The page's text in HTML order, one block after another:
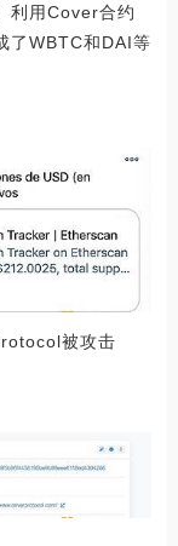
利用Cover合约
了WBTC和DAI等
被攻击